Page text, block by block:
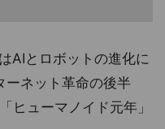
AIとロボットの進化に
ーネット革命の後半
ヒューマノイド元年」